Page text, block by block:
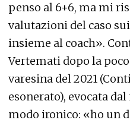
penso al 6+6, ma mi
valutazioni del caso
insieme al coach».
Vertemati dopo la
varesina del 2021
esonerato), evocata
modo ironico: «ho un